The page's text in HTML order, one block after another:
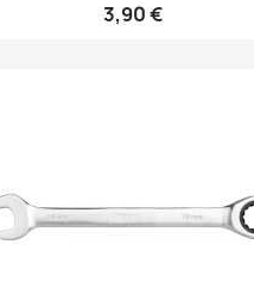
3,90 €